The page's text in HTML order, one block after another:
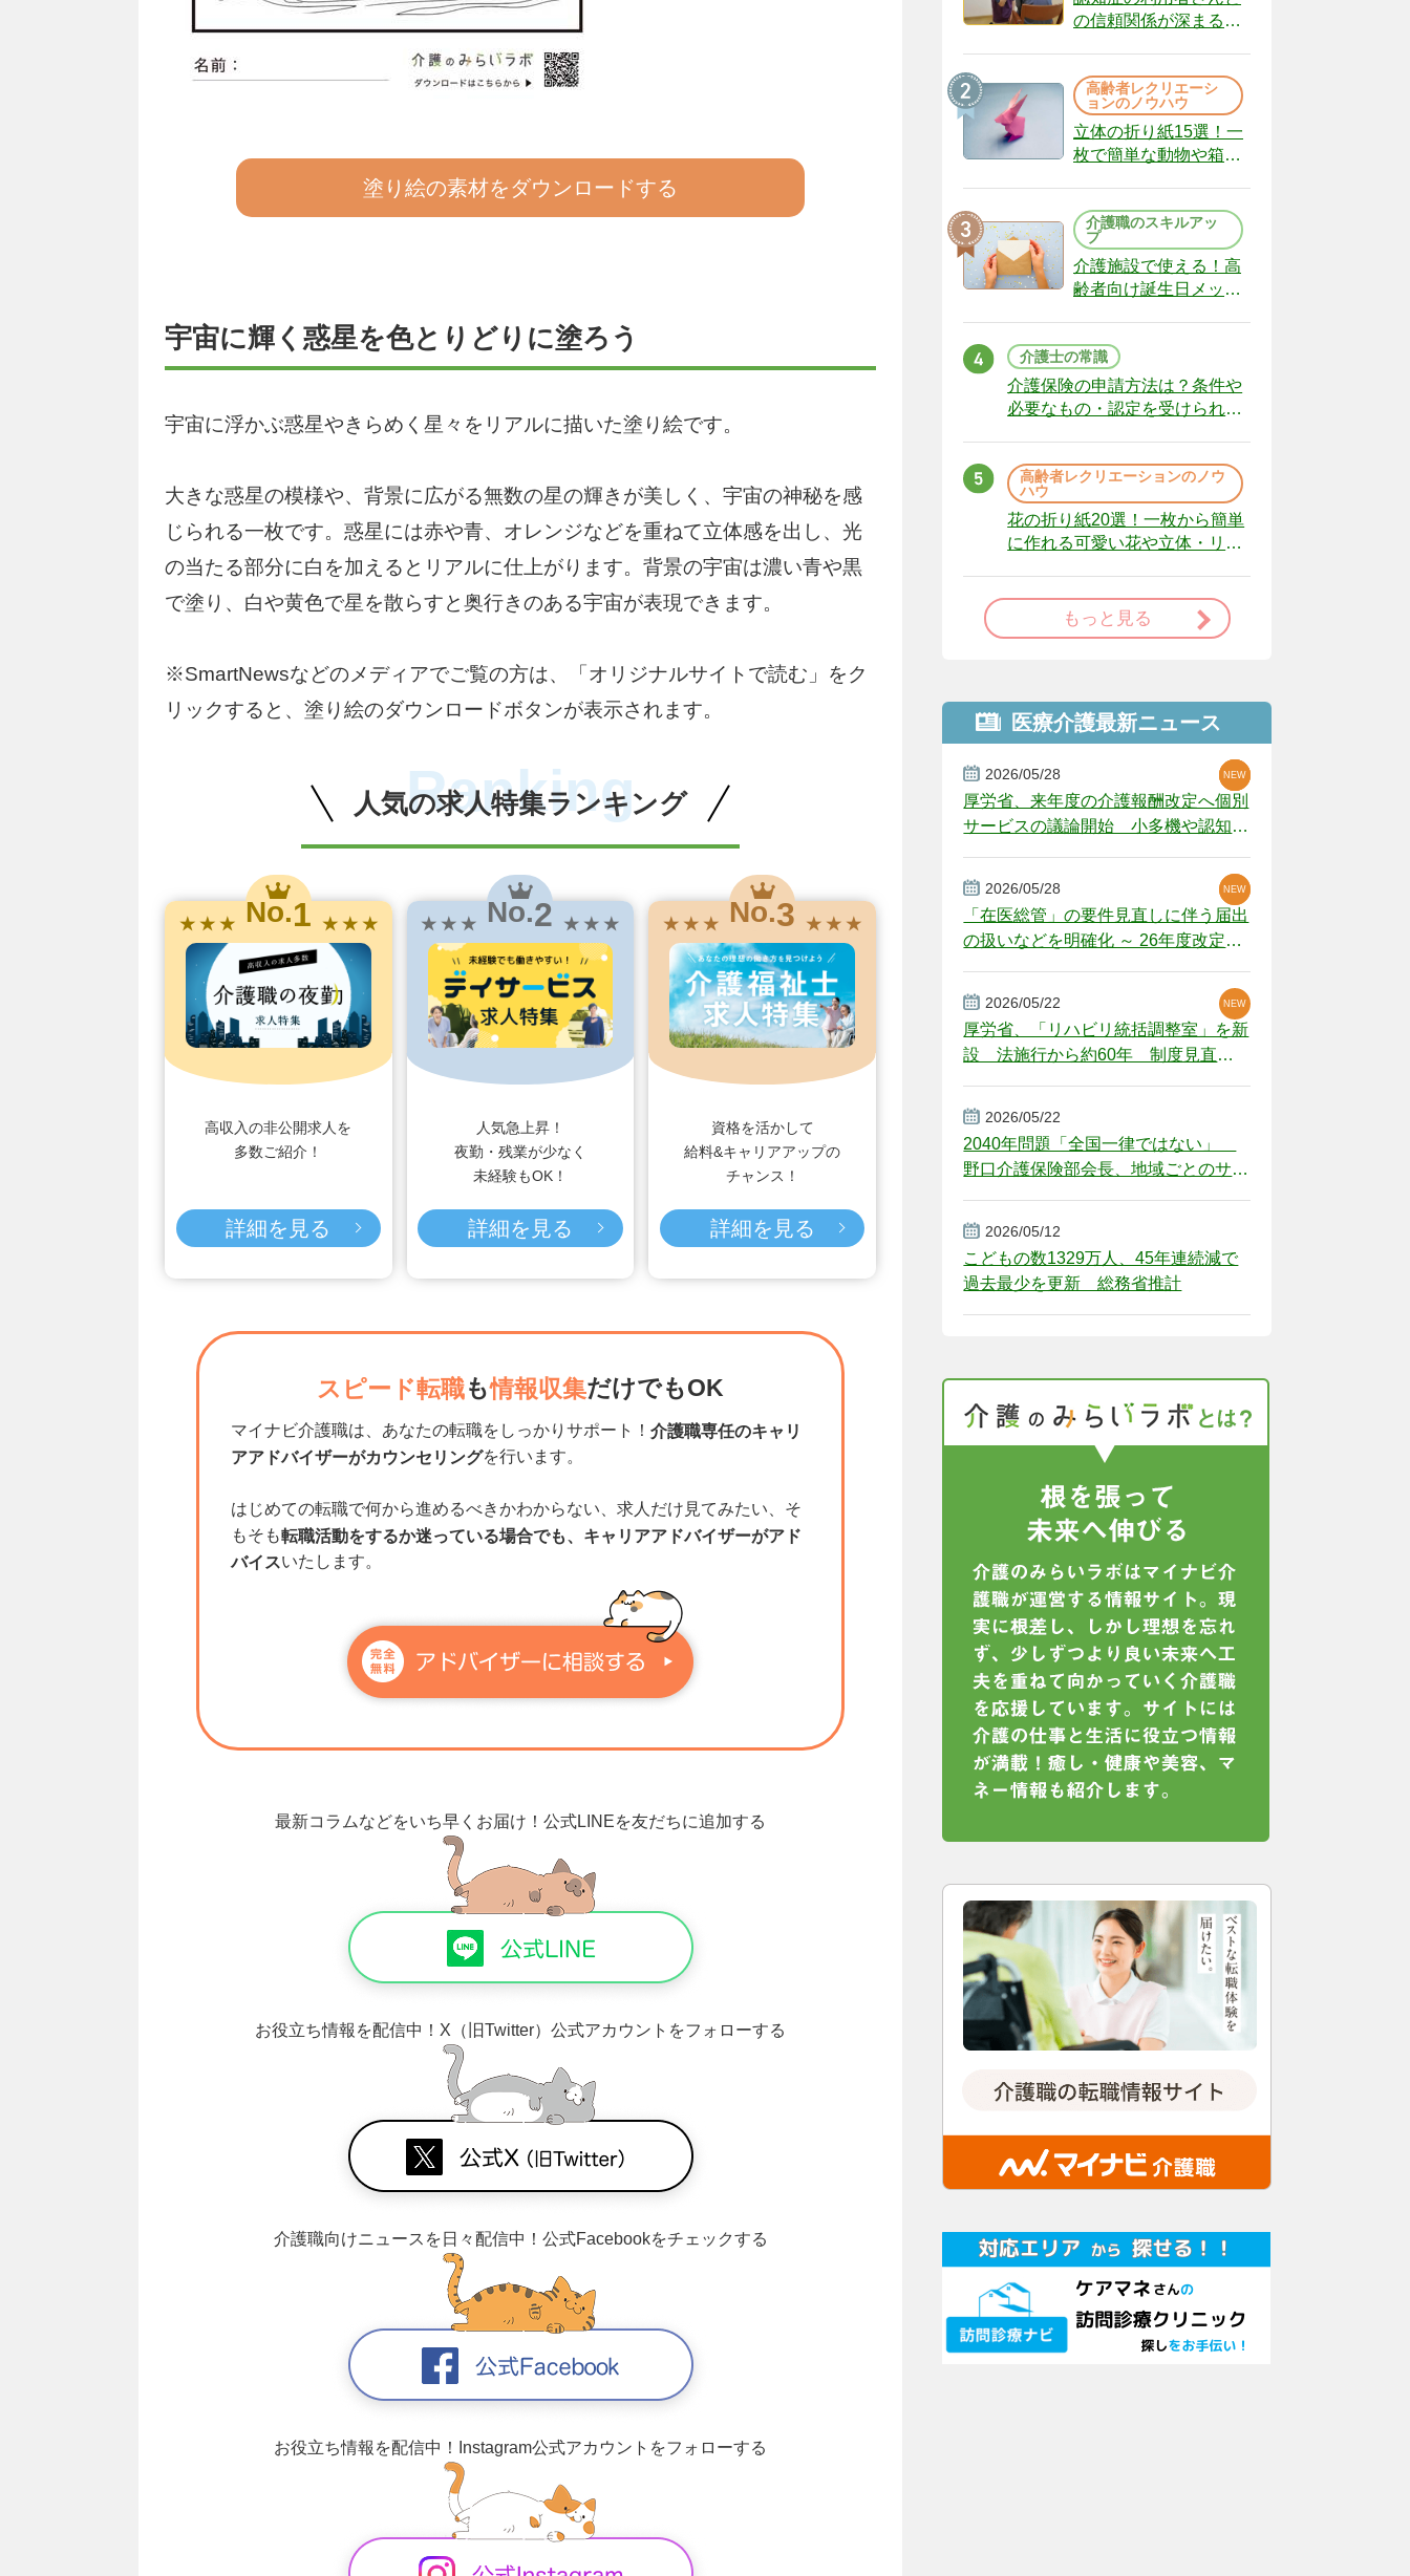
塗り絵の素材をダウンロードする
宇宙に輝く惑星を色とりどりに塗ろう
宇宙に浮かぶ惑星やきらめく星々をリアルに描いた塗り絵です。
大きな惑星の模様や、背景に広がる無数の星の輝きが美しく、宇宙の神秘を感
じられる一枚です。惑星には赤や青、オレンジなどを重ねて立体感を出し、光
の当たる部分に白を加えるとリアルに仕上がります。背景の宇宙は濃い青や黒
で塗り、白や黄色で星を散らすと奥行きのある宇宙が表現できます。
※SmartNewsなどのメディアでご覧の方は、「オリジナルサイトで読む」をク
リックすると、塗り絵のダウンロードボタンが表示されます。
人気の求人特集ランキング
Ranking
★ ★ ★ No.1 ★ ★ ★
高収入の非公開求人を
多数ご紹介！
詳細を見る
★ ★ ★ No.2 ★ ★ ★
人気急上昇！
夜勤・残業が少なく
未経験もOK！
詳細を見る
★ ★ ★ No.3 ★ ★ ★
資格を活かして
給料&キャリアアップの
チャンス！
詳細を見る
スピード転職も情報収集だけでもOK
マイナビ介護職は、あなたの転職をしっかりサポート！ 介護職専任のキャリ
アアドバイザーがカウンセリングを行います。
はじめての転職で何から進めるべきかわからない、求人だけ見てみたい、そ
もそも転職活動をするか迷っている場合でも、キャリアアドバイザーがアド
バイスいたします。
最新コラムなどをいち早くお届け！ 公式LINEを友だちに追加する
お役立ち情報を配信中！ X（旧Twitter）公式アカウントをフォローする
介護職向けニュースを日々配信中！ 公式Facebookをチェックする
お役立ち情報を配信中！ Instagram公式アカウントをフォローする
の信頼関係が深まる声
（22）
高齢者レクリエーシ
ョンのノウハウ
立体の折り紙15選！一
枚で簡単な動物や箱、
介護職のスキルアッ
プ
介護施設で使える！高
齢者向け誕生日メッセ
介護士の常識
介護保険の申請方法は？条件や
必要なもの・認定を受けられな
高齢者レクリエーションのノウ
ハウ
花の折り紙20選！一枚から簡単
に作れる可愛い花や立体・リー
もっと見る
医療介護最新ニュース
2026/05/28
厚労省、来年度の介護報酬改定へ個別
サービスの議論開始 小多機や認知症
NEW
NEW
NEW
2026/05/28
「在医総管」の要件見直しに伴う届出
の扱いなどを明確化 ～ 26年度改定疑
NEW
NEW
2026/05/22
厚労省、「リハビリ統括調整室」を新
設 法施行から約60年 制度見直し
NEW
2026/05/22
2040年問題「全国一律ではない」
野口介護保険部会長、地域ごとのサー
2026/05/12
こどもの数1329万人、45年連続減で
過去最少を更新 総務省推計